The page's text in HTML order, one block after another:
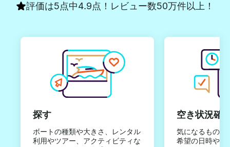
評価は5点中4.9点！レビュー数50万件以上！
探す
ボートの種類や大きさ、レンタル
利用やツアー、アクティビティな
空き状況確
気になるものは
希望の日時やご